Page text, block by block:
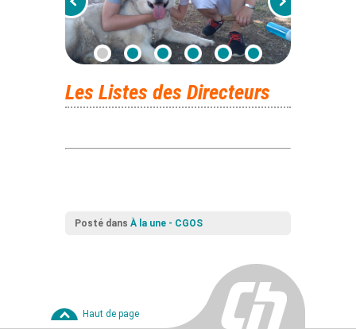
Les Listes des Directeurs
Posté dans À la une - CGOS
Haut de page